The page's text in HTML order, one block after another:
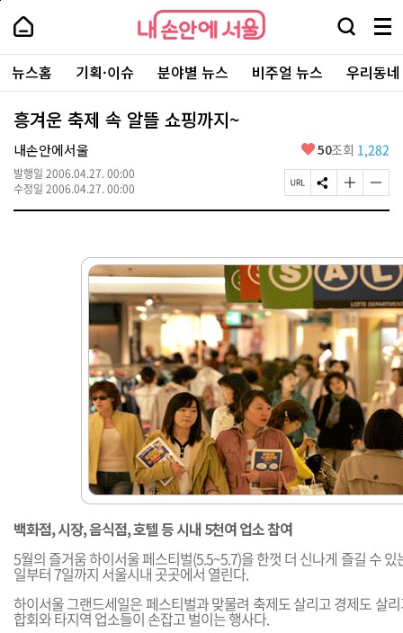
본
로
가
내
손
안
에
서
울
-
서
울
시
대
표
소
내
손
에
울
검
창
열
기
메
뉴
전
체
보
주
요
서
뉴스홈 기획·이슈 분야별 뉴스 비주얼 뉴스 우리동
흥겨운 축제 속 알뜰 쇼핑까지~
내손안에서울
발행일 2006.04.27. 00:00
수정일 2006.04.27. 00:00
좋
요
50조회 1,282
페
이
L
복
사
S
N
하
기
글
자
게
변
경
하
기
글
자
게
변
경
하
기
백화점, 시장, 음식점, 호텔 등 시내 5천여 업소 참여
5월의 즐거움 하이서울 페스티벌(5.5~5.7)을 한껏 더 신나게 즐길 수
일부터 7일까지 서울시내 곳곳에서 열린다.
하이서울 그랜드세일은 페스티벌과 맞물려 축제도 살리고 경제도 살
합회와 타지역 업소들이 손잡고 벌이는 행사다.
페
상
단
로